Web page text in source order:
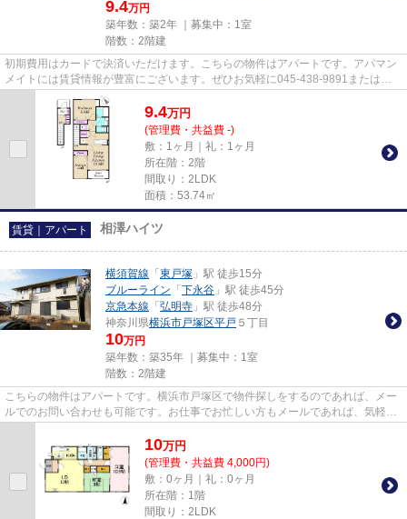
9.4万円
築年数：築2年 ｜募集中： 1室
階数：2階建
初期費用はカードで決済いただけます。こちらの物件はアパートです。アパマン
メイトには賃貸情報が豊富にございます。ぜひお気軽に045-438-9891または
info@apamanmate.co.jpへお問い合...
9.4万円
(管理費・共益費 -)
敷：1ヶ月｜礼：1ヶ月
所在階：2階
間取り：2LDK
面積：53.74㎡
賃貸｜アパート 相澤ハイツ
横須賀線 「 東戸塚 」駅 徒歩15分
ブルーライン 「 下永谷 」駅 徒歩45分
京急本線 「 弘明寺 」駅 徒歩48分
神奈川県横浜市戸塚区平戸 ５丁目
10万円
築年数：築35年 ｜募集中： 1室
階数：2階建
こちらの物件はアパートです。横浜市戸塚区で物件探しをするのであれば、メー
ルでのお問い合わせも可能です。お仕事でお忙しい方もメールであれば、気軽に
10万円
(管理費・共益費 4,000円)
敷：0ヶ月｜礼：0ヶ月
所在階：1階
間取り：2LDK